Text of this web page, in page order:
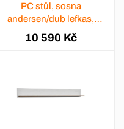
PC stůl, sosna
andersen/dub lefkas,
PROVANCE B1
10 590 Kč